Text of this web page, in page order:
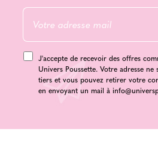
J'accepte de recevoir des offres
Univers Poussette. Votre adresse ne
tiers et vous pouvez retirer votre
en envoyant un mail à